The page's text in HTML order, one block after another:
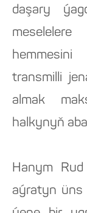
daşary
transmilli
almak
halkynyň
Hanym
aýratyn üns